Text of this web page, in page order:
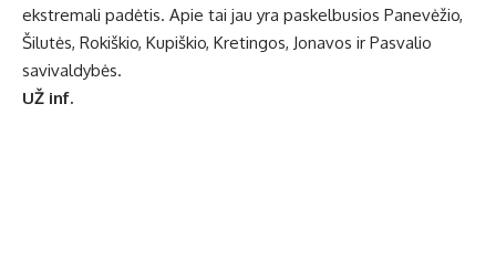
ekstremali padėtis. Apie tai jau yra paskelbusios Panevėžio,
Šilutės, Rokiškio, Kupiškio, Kretingos, Jonavos ir Pasvalio
savivaldybės.
UŽ inf.